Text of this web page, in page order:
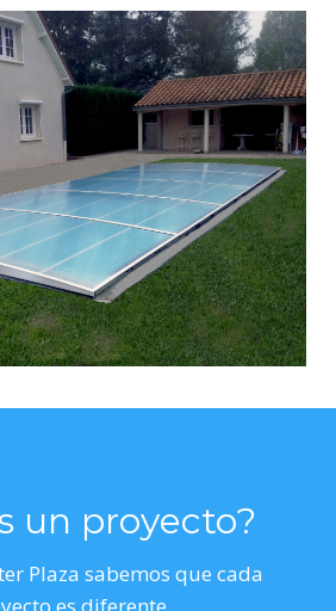
un proyecto?
Plaza sabemos que cada